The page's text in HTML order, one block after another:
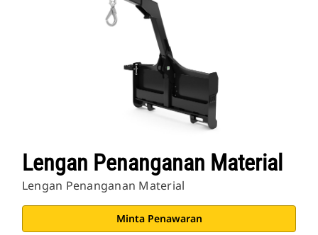
Lengan Penanganan Material
Lengan Penanganan Material
Minta Penawaran